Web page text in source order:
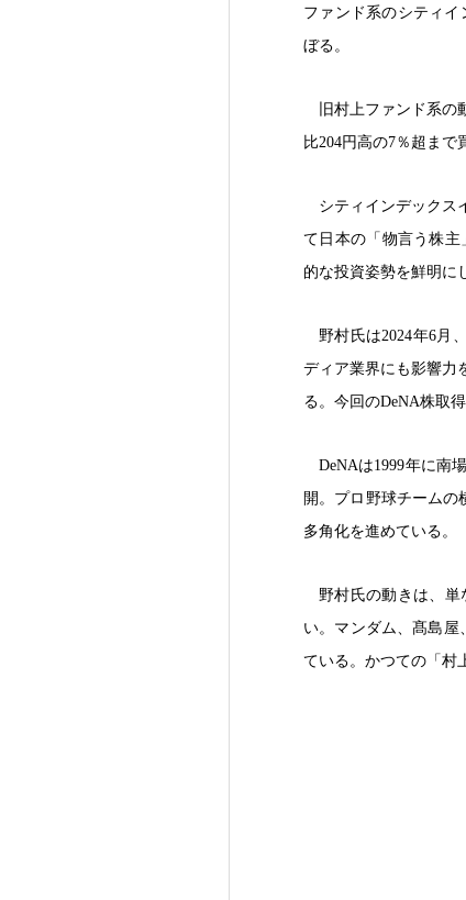
ファンド系のシティイ
ぼる。
旧村上ファンド系
比204円高の7％超まで
シティインデックス
て日本の「物言う株
的な投資姿勢を鮮明に
野村氏は2024年6月
ディア業界にも影響力
る。今回のDeNA株取
DeNAは1999年に南
開。プロ野球チームの
多角化を進めている。
野村氏の動きは、
い。マンダム、髙島屋
ている。かつての「村